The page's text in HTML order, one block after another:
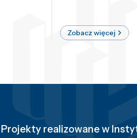
Zobacz więcej
Projekty realizowane w